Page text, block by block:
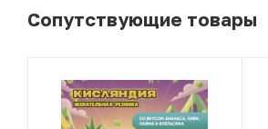
Сопутствующие товары